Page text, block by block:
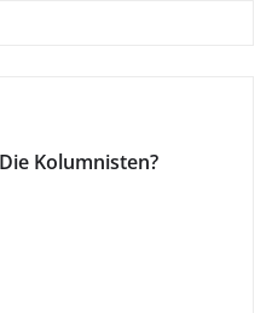
Kolumnisten?